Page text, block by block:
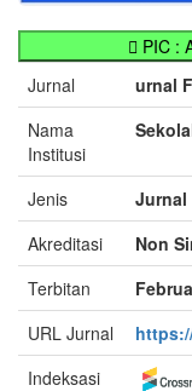
PIC :
Jurnal
urnal
Nama
Institusi
Jenis
Jurnal
Akreditasi
Non
Terbitan
URL Jurnal
Indeksasi